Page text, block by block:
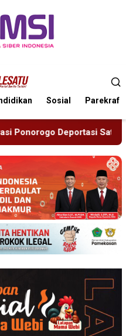
Sosial Parekraf
Tiongkok Salahgunakan